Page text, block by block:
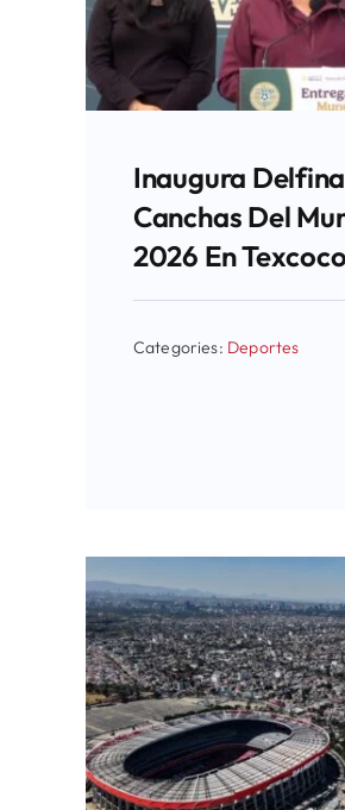
Inaugura
Canchas Del
2026 En Texcoco
Categories: Deportes